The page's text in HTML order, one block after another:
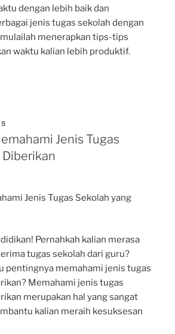
dengan lebih baik dan
jenis tugas sekolah dengan
menerapkan tips-tips
waktu kalian lebih produktif.
Jenis Tugas
Jenis Tugas Sekolah yang
Pernahkah kalian merasa
tugas sekolah dari guru?
pentingnya memahami jenis tugas
Memahami jenis tugas
merupakan hal yang sangat
kalian meraih kesuksesan